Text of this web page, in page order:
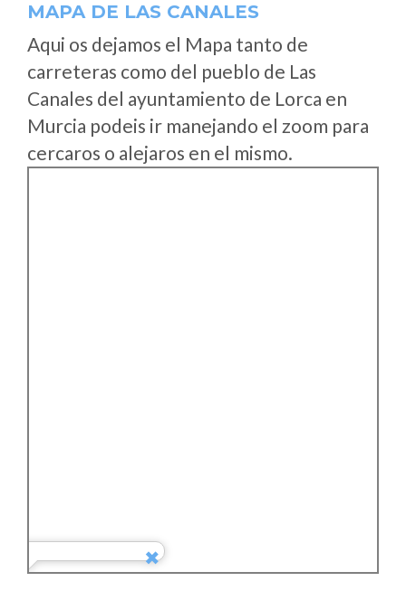
MAPA DE LAS CANALES
Aqui os dejamos el Mapa tanto de
carreteras como del pueblo de Las
Canales del ayuntamiento de Lorca en
Murcia podeis ir manejando el zoom para
cercaros o alejaros en el mismo.